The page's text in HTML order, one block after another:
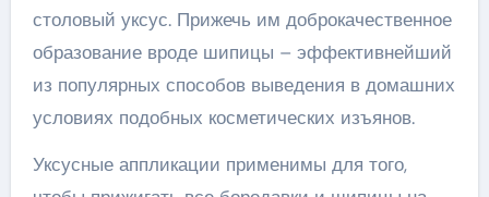
столовый уксус. Прижечь им доброкачественное
образование вроде шипицы – эффективнейший
из популярных способов выведения в домашних
условиях подобных косметических изъянов.
Уксусные аппликации применимы для того,